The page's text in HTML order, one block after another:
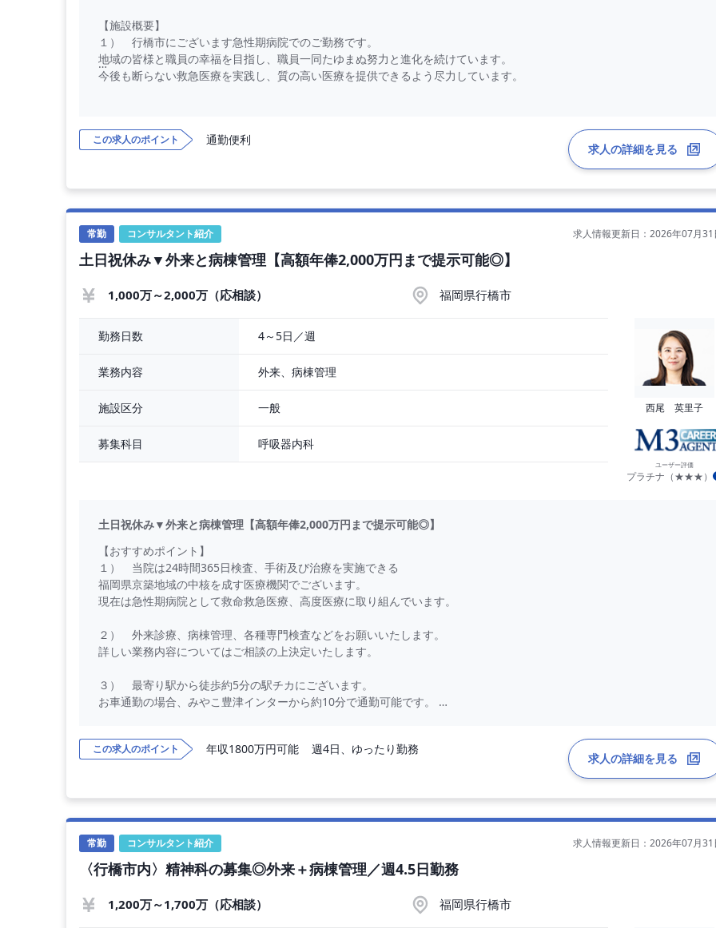
【施設概要】
１） 行橋市にございます急性期病院でのご勤務です。
地域の皆様と職員の幸福を目指し、職員一同たゆまぬ努力と進化を続けています。
今後も断らない救急医療を実践し、質の高い医療を提供できるよう尽力しています。
【勤務条件】
◇ 年収 ： 1,000万円 〜 1,200万円
◇ 勤務時間 ： 全日8：30～17：00
◇ 勤務日数 ： 5日／週
◇ 休暇 ： 有給休暇は法定通り付与
◇ 当直有無 ： 0～4回／月（回数相談可）
【
この求人のポイント 通勤便利
求人の詳細を見る
常勤 コンサルタント紹介 求人情報更新日：2026年07月31
土日祝休み▼外来と病棟管理【高額年俸2,000万円まで提示可能◎】
1,000万～2,000万（応相談） 福岡県行橋市
勤務日数 4～5日／週
業務内容 外来、病棟管理
施設区分 一般
募集科目 呼吸器内科
西尾 英里子
ユーザー評価
プラチナ（★★★）
土日祝休み▼外来と病棟管理【高額年俸2,000万円まで提示可能◎】
【おすすめポイント】
１） 当院は24時間365日検査、手術及び治療を実施できる
福岡県京築地域の中核を成す医療機関でございます。
現在は急性期病院として救命救急医療、高度医療に取り組んでいます。
２） 外来診療、病棟管理、各種専門検査などをお願いいたします。
詳しい業務内容についてはご相談の上決定いたします。
３） 最寄り駅から徒歩約5分の駅チカにございます。
お車通勤の場合、みやこ豊津インターから約10分で通勤可能です。
外来診療、病棟管理、各種専門検査などをお願いいたします。
◇ 年収 ： 1,000万円 〜 2,000万円 （応相談）
◇ 勤務時間 ： 全日8：00～17：00
◇ 勤務日数 ： 4～5日／週
◇ 休日 ： 土曜日 日曜日 祝日
◇ 休暇 ： 有給休暇は院内規定による
この求人のポイント 年収1800万円可能 週4日、ゆったり勤務
求人の詳細を見る
常勤 コンサルタント紹介 求人情報更新日：2026年07月31
〈行橋市内〉精神科の募集◎外来＋病棟管理／週4.5日勤務
1,200万～1,700万（応相談） 福岡県行橋市